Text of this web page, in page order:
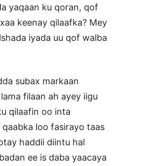
yaqaan ku qoran, qof
keenay qilaafka? Mey
iyada uu qof walba
subax markaan
filaan ah ayey iigu
qilaafin oo inta
loo fasirayo taas
haddii diintu hal
ee is daba yaacaya